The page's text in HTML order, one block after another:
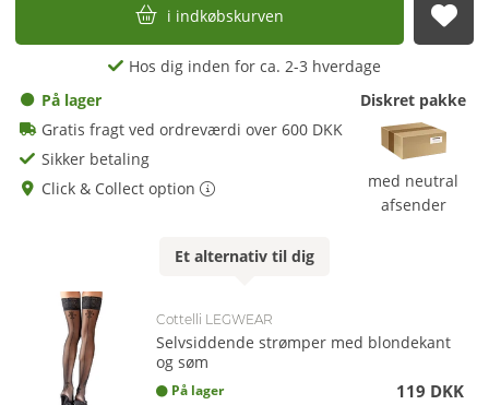
i indkøbskurven
Hos dig inden for ca. 2-3 hverdage
På lager
Gratis fragt ved ordreværdi over 600 DKK
Sikker betaling
Click & Collect option
Diskret pakke
med neutral
afsender
Et alternativ til dig
Cottelli LEGWEAR
Selvsiddende strømper med blondekant
og søm
På lager 119 DKK